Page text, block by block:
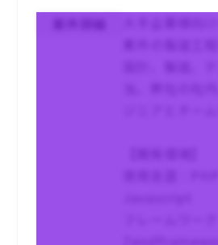
案件詳細